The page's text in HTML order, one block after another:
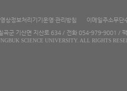
영상정보처리기기운영·관리방침
이메일주소무단
곡군 기산면 지산로 634 / 전화 054-979-9001 /
SCIENCE UNIVERSITY. ALL RIGHTS